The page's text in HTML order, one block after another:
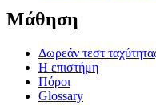
Μάθηση
Δωρεάν τεστ
Η επιστήμη
Πόροι
Glossary